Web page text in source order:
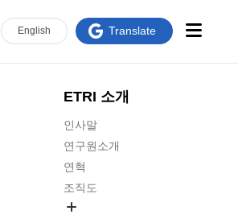
ETRI 소개
인사말
연구원소개
연혁
조직도
English Translate